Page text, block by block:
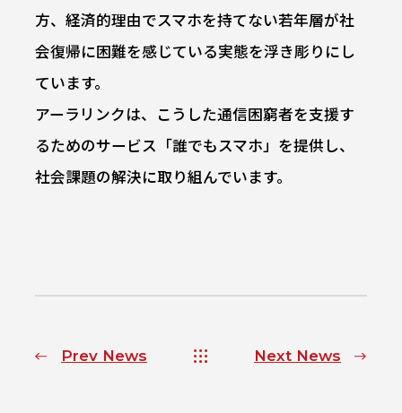
方、経済的理由でスマホを持てない若年層が社
会復帰に困難を感じている実態を浮き彫りにし
ています。
アーラリンクは、こうした通信困窮者を支援す
るためのサービス「誰でもスマホ」を提供し、
社会課題の解決に取り組んでいます。
Prev News Next News